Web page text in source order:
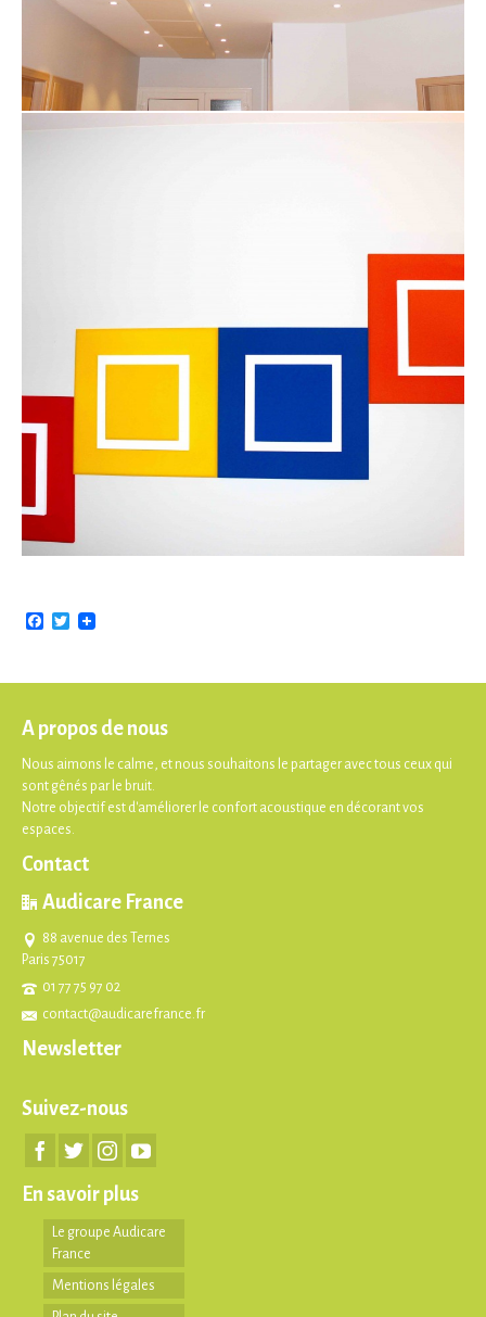
Facebook
Twitter
A propos de nous
Nous aimons le calme, et nous souhaitons le partager avec tous ceux qui
sont gênés par le bruit.
Notre objectif est d'améliorer le confort acoustique en décorant vos
espaces.
Contact
Audicare France
88 avenue des Ternes
Paris 75017
01 77 75 97 02
contact@audicarefrance.fr
Newsletter
Suivez-nous
En savoir plus
Le groupe Audicare
France
Mentions légales